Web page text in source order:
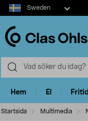
Select
market
Sweden
Hem El Fritid
Startsida Multimedia